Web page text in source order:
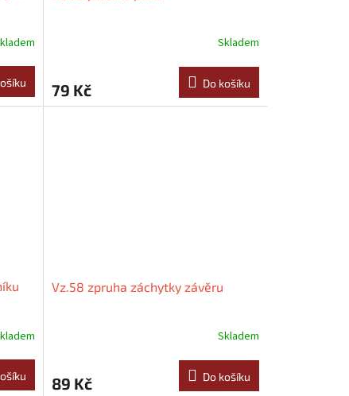
Skladem
79 Kč Do košíku
Vz.58 zpruha záchytky závěru
Skladem
89 Kč Do košíku